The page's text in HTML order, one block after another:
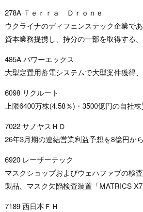
278A Ｔｅｒｒａ Ｄｒｏｎｅ
ウクライナのディフェンステック企業で
資本業務提携し、持分の一部を取得する
485A パワーエックス
大型定置用蓄電システムで大型案件獲得
6098 リクルート
上限6400万株(4.58％)・3500億円の自社
7022 サノヤスＨＤ
26年3月期の連結営業利益予想を8億円か
6920 レーザーテック
マスクショップおよびウェハファブの検
製品、マスク欠陥検査装置「MATRICS
7189 西日本ＦＨ